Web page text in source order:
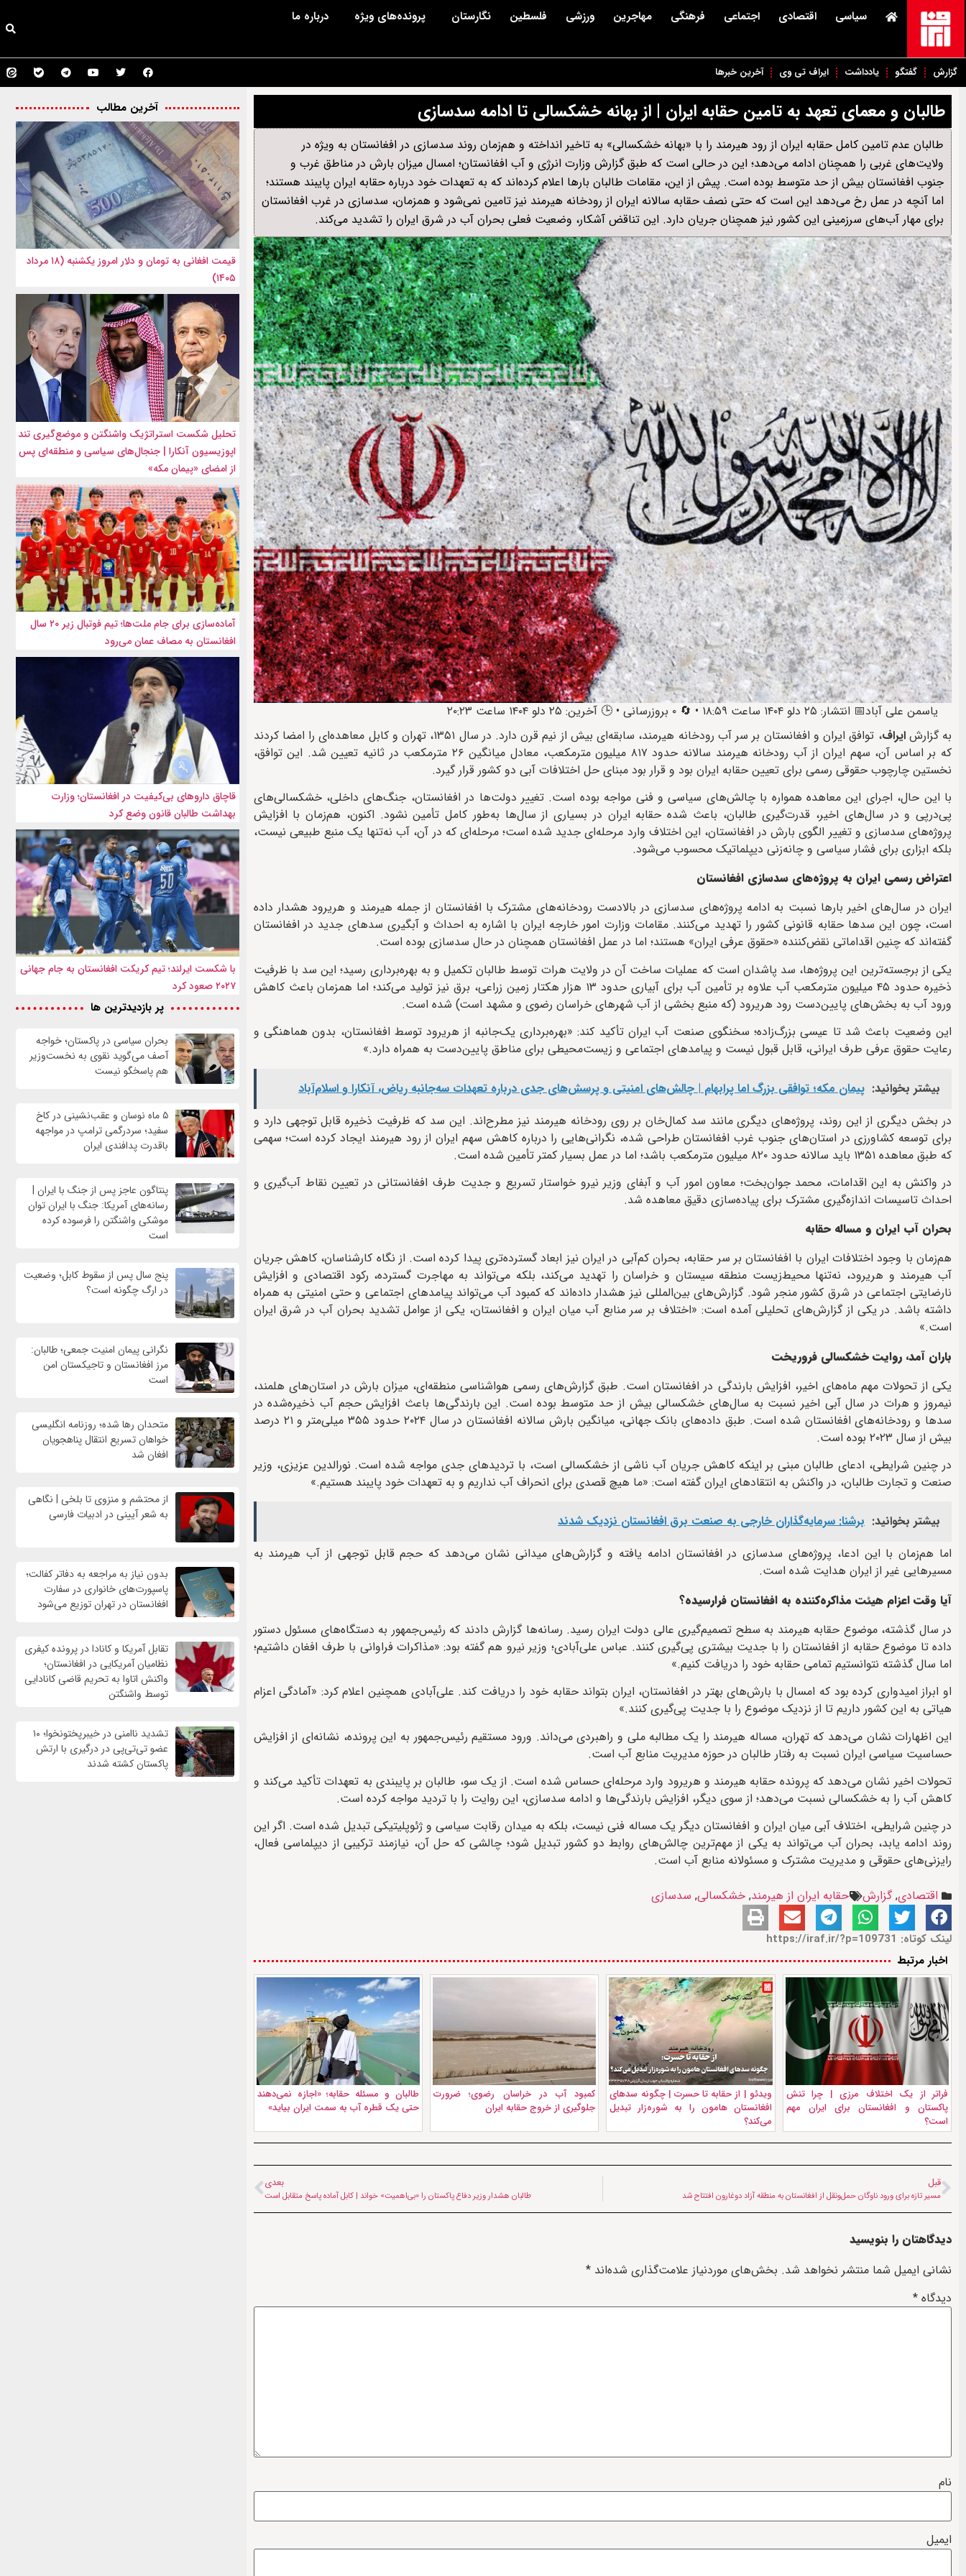
سیاسی اقتصادی اجتماعی فرهنگی مهاجرین ورزشی فلسطین نگارستان پرونده‌های ویژه درباره ما
گزارش گفتگو یادداشت ایراف تی وی آخرین خبرها
طالبان و معمای تعهد به تامین حقابه ایران | از بهانه خشکسالی تا ادامه سدسازی
طالبان عدم تامین کامل حقابه ایران از رود هیرمند را با «بهانه خشکسالی» به تاخیر انداخته و هم‌زمان روند سدسازی در افغانستان به ویژه در
ولایت‌های غربی را همچنان ادامه می‌دهد؛ این در حالی است که طبق گزارش وزارت انرژی و آب افغانستان؛ امسال میزان بارش در مناطق غرب و
جنوب افغانستان بیش از حد متوسط بوده است. پیش از این، مقامات طالبان بارها اعلام کرده‌اند که به تعهدات خود درباره حقابه ایران پایبند هستند؛
اما آنچه در عمل رخ می‌دهد این است که حتی نصف حقابه سالانه ایران از رودخانه هیرمند نیز تامین نمی‌شود و همزمان، سدسازی در غرب افغانستان
برای مهار آب‌های سرزمینی این کشور نیز همچنان جریان دارد. این تناقض آشکار، وضعیت فعلی بحران آب در شرق ایران را تشدید می‌کند.
یاسمن علی آباد📅 انتشار: ۲۵ دلو ۱۴۰۴ ساعت ۱۸:۵۹ • 🔄 ۰ بروزرسانی • 🕒 آخرین: ۲۵ دلو ۱۴۰۴ ساعت ۲۰:۲۳
به گزارشایراف
، توافق ایران و افغانستان بر سر آب رودخانه هیرمند، سابقه‌ای بیش از نیم قرن دارد. در سال ۱۳۵۱، تهران و کابل معاهده‌ای را امضا کردند
که بر اساس آن، سهم ایران از آب رودخانه هیرمند سالانه حدود ۸۱۷ میلیون مترمکعب، معادل میانگین ۲۶ مترمکعب در ثانیه تعیین شد. این توافق،
نخستین چارچوب حقوقی رسمی برای تعیین حقابه ایران بود و قرار بود مبنای حل اختلافات آبی دو کشور قرار گیرد.
با این حال، اجرای این معاهده همواره با چالش‌های سیاسی و فنی مواجه بوده است. تغییر دولت‌ها در افغانستان، جنگ‌های داخلی، خشکسالی‌های
پی‌درپی و در سال‌های اخیر، قدرت‌گیری طالبان، باعث شده حقابه ایران در بسیاری از سال‌ها به‌طور کامل تأمین نشود. اکنون، هم‌زمان با افزایش
پروژه‌های سدسازی و تغییر الگوی بارش در افغانستان، این اختلاف وارد مرحله‌ای جدید شده است؛ مرحله‌ای که در آن، آب نه‌تنها یک منبع طبیعی نیست،
بلکه ابزاری برای فشار سیاسی و چانه‌زنی دیپلماتیک محسوب می‌شود.
اعتراض رسمی ایران به پروژه‌های سدسازی افغانستان
ایران در سال‌های اخیر بارها نسبت به ادامه پروژه‌های سدسازی در بالادست رودخانه‌های مشترک با افغانستان از جمله هیرمند و هریرود هشدار داده
است، چون این سدها حقابه قانونی کشور را تهدید می‌کنند. مقامات وزارت امور خارجه ایران با اشاره به احداث و آبگیری سدهای جدید در افغانستان
گفته‌اند که چنین اقداماتی نقض‌کننده «حقوق عرفی ایران» هستند؛ اما در عمل افغانستان همچنان در حال سدسازی بوده است.
یکی از برجسته‌ترین این پروژه‌ها، سد پاشدان است که عملیات ساخت آن در ولایت هرات توسط طالبان تکمیل و به بهره‌برداری رسید؛ این سد با ظرفیت
ذخیره حدود ۴۵ میلیون مترمکعب آب علاوه بر تأمین آب برای آبیاری حدود ۱۳ هزار هکتار زمین زراعی، برق نیز تولید می‌کند؛ اما همزمان باعث کاهش
ورود آب به بخش‌های پایین‌دست رود هریرود (که منبع بخشی از آب شهرهای خراسان رضوی و مشهد است) شده است.
این وضعیت باعث شد تا عیسی بزرگ‌زاده؛ سخنگوی صنعت آب ایران تأکید کند: «بهره‌برداری یک‌جانبه از هریرود توسط افغانستان، بدون هماهنگی و
رعایت حقوق عرفی طرف ایرانی، قابل قبول نیست و پیامدهای اجتماعی و زیست‌محیطی برای مناطق پایین‌دست به همراه دارد.»
بیشتر بخوانید: پیمان مکه؛ توافقی بزرگ اما پرابهام | چالش‌های امنیتی و پرسش‌های جدی درباره تعهدات سه‌جانبه ریاض، آنکارا و اسلام‌آباد
در بخش دیگری از این روند، پروژه‌های دیگری مانند سد کمال‌خان بر روی رودخانه هیرمند نیز مطرح‌اند. این سد که ظرفیت ذخیره قابل توجهی دارد و
برای توسعه کشاورزی در استان‌های جنوب غرب افغانستان طراحی شده، نگرانی‌هایی را درباره کاهش سهم ایران از رود هیرمند ایجاد کرده است؛ سهمی
که طبق معاهده ۱۳۵۱ باید سالانه حدود ۸۲۰ میلیون مترمکعب باشد؛ اما در عمل بسیار کمتر تأمین شده است.
در واکنش به این اقدامات، محمد جوان‌بخت؛ معاون امور آب و آبفای وزیر نیرو خواستار تسریع و جدیت طرف افغانستانی در تعیین نقاط آب‌گیری و
احداث تاسیسات اندازه‌گیری مشترک برای پیاده‌سازی دقیق معاهده شد.
بحران آب ایران و مساله حقابه
هم‌زمان با وجود اختلافات ایران با افغانستان بر سر حقابه، بحران کم‌آبی در ایران نیز ابعاد گسترده‌تری پیدا کرده است. از نگاه کارشناسان، کاهش جریان
آب هیرمند و هریرود، نه‌تنها محیط‌زیست منطقه سیستان و خراسان را تهدید می‌کند، بلکه می‌تواند به مهاجرت گسترده، رکود اقتصادی و افزایش
نارضایتی اجتماعی در شرق کشور منجر شود. گزارش‌های بین‌المللی نیز هشدار داده‌اند که کمبود آب می‌تواند پیامدهای اجتماعی و حتی امنیتی به همراه
داشته باشد. در یکی از گزارش‌های تحلیلی آمده است: «اختلاف بر سر منابع آب میان ایران و افغانستان، یکی از عوامل تشدید بحران آب در شرق ایران
است.»
باران آمد، روایت خشکسالی فروریخت
یکی از تحولات مهم ماه‌های اخیر، افزایش بارندگی در افغانستان است. طبق گزارش‌های رسمی هواشناسی منطقه‌ای، میزان بارش در استان‌های هلمند،
نیمروز و هرات در سال آبی اخیر نسبت به سال‌های خشکسالی بیش از حد متوسط بوده است. این بارندگی‌ها باعث افزایش حجم آب ذخیره‌شده در
سدها و رودخانه‌های افغانستان شده است. طبق داده‌های بانک جهانی، میانگین بارش سالانه افغانستان در سال ۲۰۲۴ حدود ۳۵۵ میلی‌متر و ۲۱ درصد
بیش از سال ۲۰۲۳ بوده است.
در چنین شرایطی، ادعای طالبان مبنی بر اینکه کاهش جریان آب ناشی از خشکسالی است، با تردیدهای جدی مواجه شده است. نورالدین عزیزی، وزیر
صنعت و تجارت طالبان، در واکنش به انتقادهای ایران گفته است: «ما هیچ قصدی برای انحراف آب نداریم و به تعهدات خود پایبند هستیم.»
بیشتر بخوانید: برشنا: سرمایه‌گذاران خارجی به صنعت برق افغانستان نزدیک شدند
اما هم‌زمان با این ادعا، پروژه‌های سدسازی در افغانستان ادامه یافته و گزارش‌های میدانی نشان می‌دهد که حجم قابل توجهی از آب هیرمند به
مسیرهایی غیر از ایران هدایت شده است.
آیا وقت اعزام هیئت مذاکره‌کننده به افغانستان فرارسیده؟
در سال گذشته، موضوع حقابه هیرمند به سطح تصمیم‌گیری عالی دولت ایران رسید. رسانه‌ها گزارش دادند که رئیس‌جمهور به دستگاه‌های مسئول دستور
داده تا موضوع حقابه از افغانستان را با جدیت بیشتری پی‌گیری کنند. عباس علی‌آبادی؛ وزیر نیرو هم گفته بود: «مذاکرات فراوانی با طرف افغان داشتیم؛
اما سال گذشته نتوانستیم تمامی حقابه خود را دریافت کنیم.»
او ابراز امیدواری کرده بود که امسال با بارش‌های بهتر در افغانستان، ایران بتواند حقابه خود را دریافت کند. علی‌آبادی همچنین اعلام کرد: «آمادگی اعزام
هیاتی به این کشور داریم تا از نزدیک موضوع را با جدیت پی‌گیری کنند.»
این اظهارات نشان می‌دهد که تهران، مساله هیرمند را یک مطالبه ملی و راهبردی می‌داند. ورود مستقیم رئیس‌جمهور به این پرونده، نشانه‌ای از افزایش
حساسیت سیاسی ایران نسبت به رفتار طالبان در حوزه مدیریت منابع آب است.
تحولات اخیر نشان می‌دهد که پرونده حقابه هیرمند و هریرود وارد مرحله‌ای حساس شده است. از یک سو، طالبان بر پایبندی به تعهدات تأکید می‌کند و
کاهش آب را به خشکسالی نسبت می‌دهد؛ از سوی دیگر، افزایش بارندگی‌ها و ادامه سدسازی، این روایت را با تردید مواجه کرده است.
در چنین شرایطی، اختلاف آبی میان ایران و افغانستان دیگر یک مساله فنی نیست، بلکه به میدان رقابت سیاسی و ژئوپلیتیکی تبدیل شده است. اگر این
روند ادامه یابد، بحران آب می‌تواند به یکی از مهم‌ترین چالش‌های روابط دو کشور تبدیل شود؛ چالشی که حل آن، نیازمند ترکیبی از دیپلماسی فعال،
رایزنی‌های حقوقی و مدیریت مشترک و مسئولانه منابع آب است.
اقتصادی,گزارش حقابه ایران از هیرمند, خشکسالی, سدسازی
لینک کوتاه: https://iraf.ir/?p=109731
اخبار مرتبط
فراتر از یک اختلاف مرزی | چرا تنش
پاکستان و افغانستان برای ایران مهم
است؟
ویدئو | از حقابه تا حسرت | چگونه سدهای
افغانستان هامون را به شوره‌زار تبدیل
می‌کند؟
کمبود آب در خراسان رضوی؛ ضرورت
جلوگیری از خروج حقابه ایران
طالبان و مسئله حقابه؛ «اجازه نمی‌دهند
حتی یک قطره آب به سمت ایران بیاید»
قبل
مسیر تازه برای ورود ناوگان حمل‌ونقل از افغانستان به منطقه آزاد دوغارون افتتاح شد
بعدی
طالبان هشدار وزیر دفاع پاکستان را «بی‌اهمیت» خواند | کابل آماده پاسخ متقابل است
دیدگاهتان را بنویسید
نشانی ایمیل شما منتشر نخواهد شد. بخش‌های موردنیاز علامت‌گذاری شده‌اند *
دیدگاه *
نام
ایمیل
آخرین مطالب
قیمت افغانی به تومان و دلار امروز یکشنبه (۱۸ مرداد
۱۴۰۵)
تحلیل شکست استراتژیک واشنگتن و موضع‌گیری تند
اپوزیسیون آنکارا | جنجال‌های سیاسی و منطقه‌ای پس
از امضای «پیمان مکه»
آماده‌سازی برای جام ملت‌ها؛ تیم فوتبال زیر ۲۰ سال
افغانستان به مصاف عمان می‌رود
قاچاق داروهای بی‌کیفیت در افغانستان؛ وزارت
بهداشت طالبان قانون وضع کرد
با شکست ایرلند؛ تیم کریکت افغانستان به جام جهانی
۲۰۲۷ صعود کرد
پر بازدیدترین ها
بحران سیاسی در پاکستان؛ خواجه
آصف می‌گوید نقوی به نخست‌وزیر
هم پاسخگو نیست
۵ ماه نوسان و عقب‌نشینی در کاخ
سفید؛ سردرگمی ترامپ در مواجهه
باقدرت پدافندی ایران
پنتاگون عاجز پس از جنگ با ایران |
رسانه‌های آمریکا: جنگ با ایران توان
موشکی واشنگتن را فرسوده کرده
است
پنج سال پس از سقوط کابل؛ وضعیت
در ارگ چگونه است؟
نگرانی پیمان امنیت جمعی؛ طالبان:
مرز افغانستان و تاجیکستان امن
است
متحدان رها شده؛ روزنامه انگلیسی
خواهان تسریع انتقال پناهجویان
افغان شد
از محتشم و منزوی تا بلخی | نگاهی
به شعر آیینی در ادبیات فارسی
بدون نیاز به مراجعه به دفاتر کفالت؛
پاسپورت‌های خانواری در سفارت
افغانستان در تهران توزیع می‌شود
تقابل آمریکا و کانادا در پرونده کیفری
نظامیان آمریکایی در افغانستان؛
واکنش اتاوا به تحریم قاضی کانادایی
توسط واشنگتن
تشدید ناامنی در خیبرپختونخوا؛ ۱۰
عضو تی‌تی‌پی در درگیری با ارتش
پاکستان کشته شدند